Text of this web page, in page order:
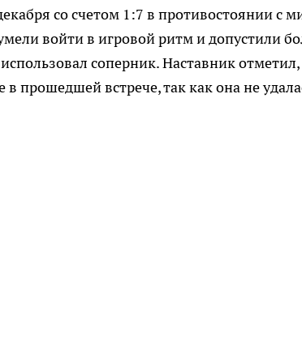
со счетом 1:7 в противостоянии с
войти в игровой ритм и допустили
соперник. Наставник
прошедшей встрече, так как она не